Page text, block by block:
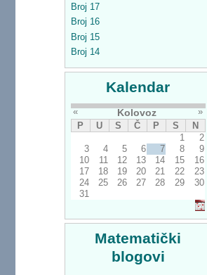
Broj 17
Broj 16
Broj 15
Broj 14
Kalendar
« Kolovoz
»
P
U S Č P S
N
1
2
3
4 5 6 7 8
9
10
11 12 13 14 15
16
17
18 19 20 21 22
23
24
25 26 27 28 29
30
31
Matematički
blogovi